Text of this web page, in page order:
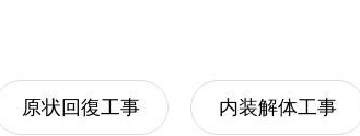
原状回復工事 内装解体工事